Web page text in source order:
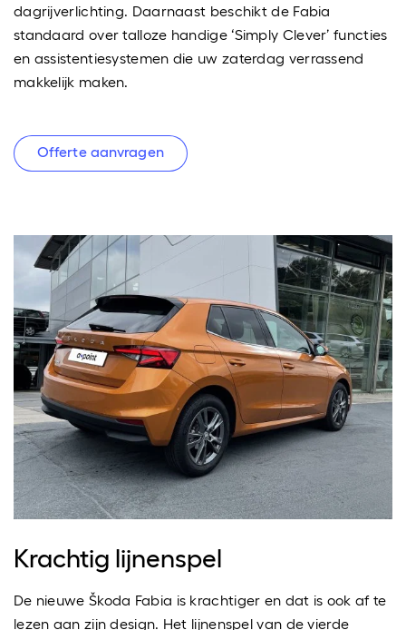
dagrijverlichting. Daarnaast beschikt de Fabia
standaard over talloze handige ‘Simply Clever’ functies
en assistentiesystemen die uw zaterdag verrassend
makkelijk maken.
Offerte aanvragen
Krachtig lijnenspel
De nieuwe Škoda Fabia is krachtiger en dat is ook af te
lezen aan zijn design. Het lijnenspel van de vierde